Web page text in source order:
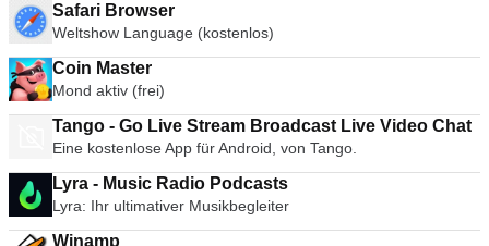
Safari Browser
Weltshow Language (kostenlos)
Coin Master
Mond aktiv (frei)
Tango - Go Live Stream Broadcast Live Video Chat
Eine kostenlose App für Android, von Tango.
Lyra - Music Radio Podcasts
Lyra: Ihr ultimativer Musikbegleiter
Winamp